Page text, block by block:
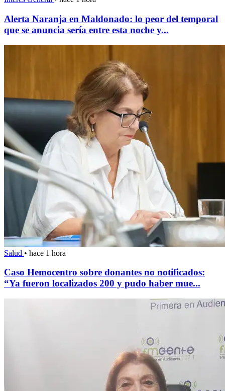
Alerta Naranja en Maldonado: lo peor del temporal
que se anuncia sería entre esta noche y...
Salud • hace 1 hora
Caso Hemocentro sobre donantes no notificados:
“Ya fueron localizados 200 y pudo haber mue...